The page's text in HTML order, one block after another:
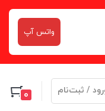
واتس آپ
/ ثبت‌نام 0